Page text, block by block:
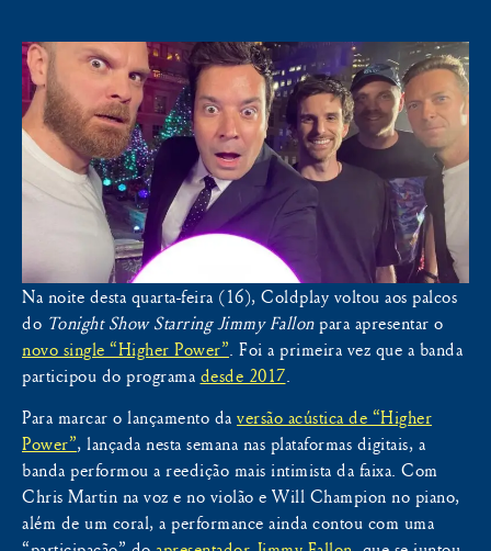
Na noite desta quarta-feira (16), Coldplay voltou aos palcos
do Tonight Show Starring Jimmy Fallonpara apresentar o
novo single “Higher Power”. Foi a primeira vez que a banda
participou do programa desde 2017.
Para marcar o lançamento da versão acústica de “Higher
Power”, lançada nesta semana nas plataformas digitais, a
banda performou a reedição mais intimista da faixa. Com
Chris Martin na voz e no violão e Will Champion no piano,
além de um coral, a performance ainda contou com uma